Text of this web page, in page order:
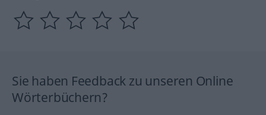
Sie haben Feedback zu unseren Online
Wörterbüchern?